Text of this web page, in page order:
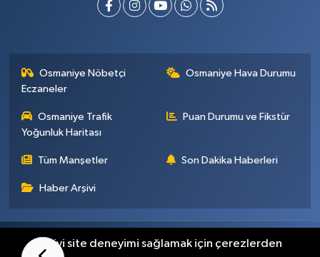
Osmaniye Nöbetçi
Eczaneler
Osmaniye Hava Durumu
Osmaniye Trafik
Yoğunluk Haritası
Puan Durumu ve Fikstür
Tüm Manşetler Son Dakika Haberleri
Haber Arşivi
Künye İletişim Gizlilik Sözleşmesi
En iyi site deneyimi sağlamak için çerezlerden